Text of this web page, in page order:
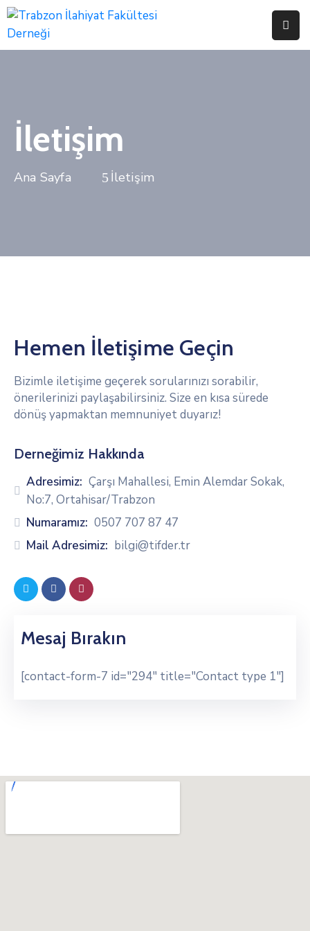
Etkinliklerimiz
Başvurular
Bağış
İletişim
İletişim
Hemen İletişime Geçin
Bizimle iletişime geçerek sorularınızı sorabilir,
önerilerinizi paylaşabilirsiniz. Size en kısa sürede
dönüş yapmaktan memnuniyet duyarız!
Derneğimiz Hakkında
Adresimiz: Çarşı Mahallesi, Emin Alemdar Sokak,
No:7, Ortahisar/Trabzon
Numaramız: 0507 707 87 47
Mail Adresimiz: bilgi@tifder.tr
Mesaj Bırakın
[contact-form-7 id="294" title="Contact type 1"]